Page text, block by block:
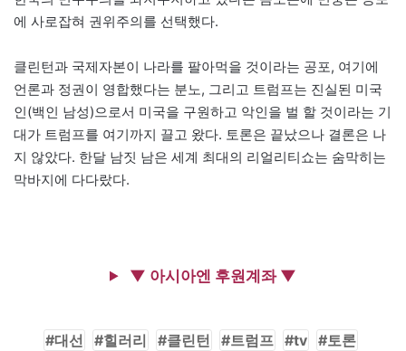
에 사로잡혀 권위주의를 선택했다.
클린턴과 국제자본이 나라를 팔아먹을 것이라는 공포, 여기에
언론과 정권이 영합했다는 분노, 그리고 트럼프는 진실된 미국
인(백인 남성)으로서 미국을 구원하고 악인을 벌 할 것이라는 기
대가 트럼프를 여기까지 끌고 왔다. 토론은 끝났으나 결론은 나
지 않았다. 한달 남짓 남은 세계 최대의 리얼리티쇼는 숨막히는
막바지에 다다랐다.
▼ 아시아엔 후원계좌 ▼
대선 힐러리 클린턴 트럼프 tv
토론